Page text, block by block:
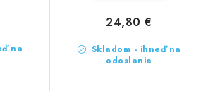
na
Skladom - ihneď na
odoslanie
24,80 €